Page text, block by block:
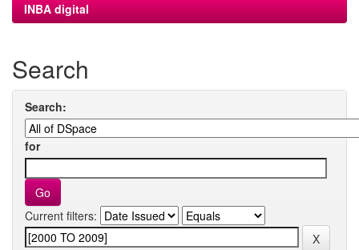
INBA digital
Search
Search:
for
Current filters: